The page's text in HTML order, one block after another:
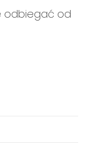
odbiegać od